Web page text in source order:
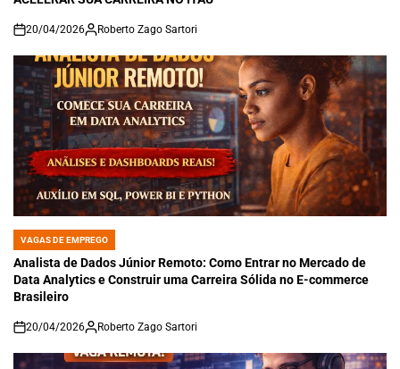
on
20/04/2026 Roberto Zago Sartori
POSTED
IN
VAGAS DE EMPREGO
Analista de Dados Júnior Remoto: Como Entrar no Mercado de
Data Analytics e Construir uma Carreira Sólida no E-commerce
Brasileiro
on
20/04/2026 Roberto Zago Sartori